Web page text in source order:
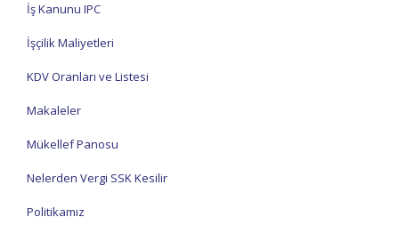
İş Kanunu IPC
İşçilik Maliyetleri
KDV Oranları ve Listesi
Makaleler
Mükellef Panosu
Nelerden Vergi SSK Kesilir
Politikamız